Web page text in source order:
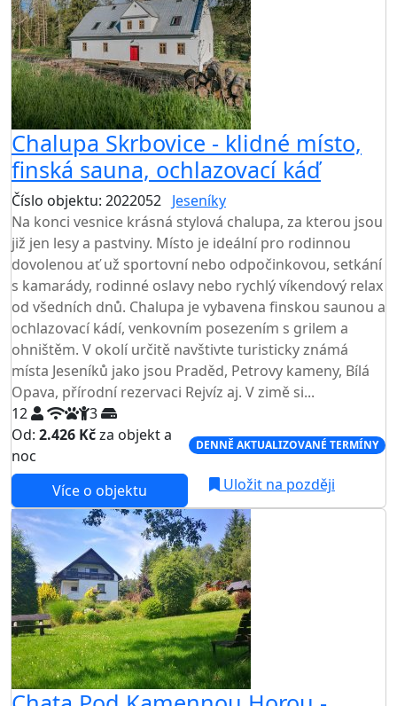
Chalupa Skrbovice - klidné místo,
finská sauna, ochlazovací káď
Číslo objektu: 2022052 Jeseníky
Na konci vesnice krásná stylová chalupa, za kterou jsou
již jen lesy a pastviny. Místo je ideální pro rodinnou
dovolenou ať už sportovní nebo odpočinkovou, setkání
s kamarády, rodinné oslavy nebo rychlý víkendový relax
od všedních dnů. Chalupa je vybavena finskou saunou a
ochlazovací kádí, venkovním posezením s grilem a
ohništěm. V okolí určitě navštivte turisticky známá
místa Jeseníků jako jsou Praděd, Petrovy kameny, Bílá
Opava, přírodní rezervaci Rejvíz aj. V zimě si...
12
3
Od: 2.426 Kčza objekt a
noc
DENNĚ AKTUALIZOVANÉ TERMÍNY
Více o objektu Uložit na později